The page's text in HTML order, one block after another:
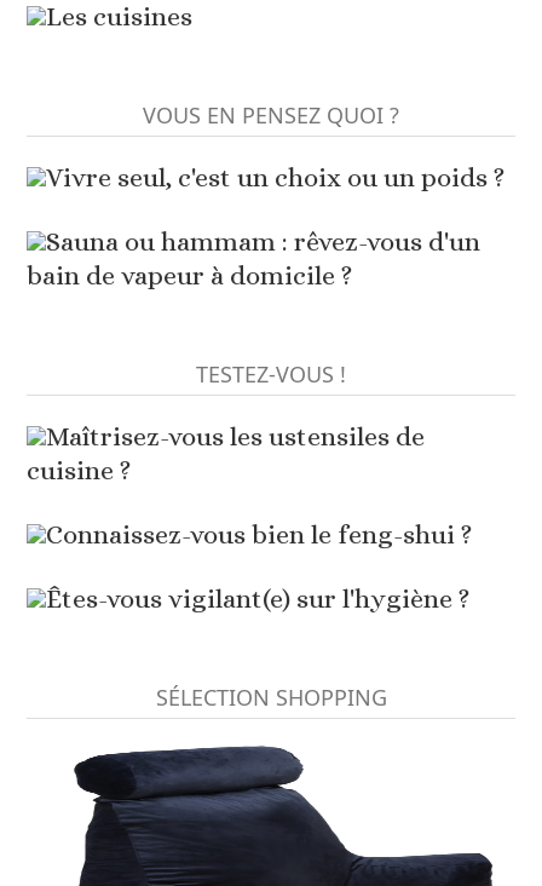
Les cuisines
VOUS EN PENSEZ QUOI ?
Vivre seul, c'est un choix ou un poids ?
Sauna ou hammam : rêvez-vous d'un
bain de vapeur à domicile ?
TESTEZ-VOUS !
Maîtrisez-vous les ustensiles de
cuisine ?
Connaissez-vous bien le feng-shui ?
Êtes-vous vigilant(e) sur l'hygiène ?
SÉLECTION SHOPPING